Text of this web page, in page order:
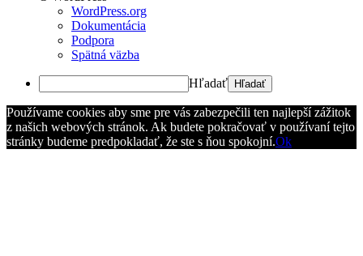
WordPress.org
Dokumentácia
Podpora
Spätná väzba
Hľadať
Používame cookies aby sme pre vás zabezpečili ten najlepší zážitok
z našich webových stránok. Ak budete pokračovať v používaní tejto
stránky budeme predpokladať, že ste s ňou spokojní.Ok